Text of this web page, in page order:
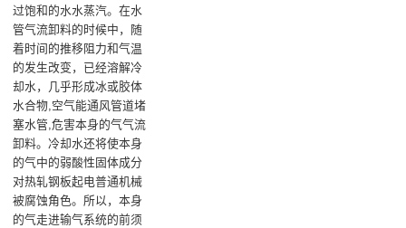
过饱和的水水蒸汽。在水
管气流卸料的时候中，随
着时间的推移阻力和气温
的发生改变，已经溶解冷
却水，几乎形成冰或胶体
水合物,空气能通风管道堵
塞水管,危害本身的气气流
卸料。冷却水还将使本身
的气中的弱酸性固体成分
对热轧钢板起电普通机械
被腐蚀角色。所以，本身
的气走进输气系统的前须